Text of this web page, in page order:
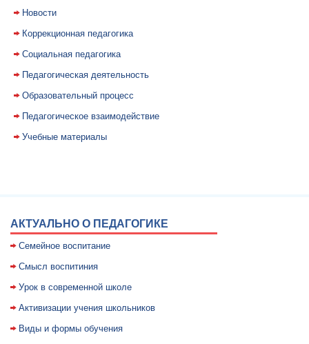
Новости
Коррекционная педагогика
Социальная педагогика
Педагогическая деятельность
Образовательный процесс
Педагогическое взаимодействие
Учебные материалы
АКТУАЛЬНО О ПЕДАГОГИКЕ
Семейное воспитание
Смысл воспитиния
Уpок в совpеменной школе
Активизации учения школьников
Виды и формы обучения